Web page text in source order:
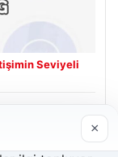
Seviyeli
×